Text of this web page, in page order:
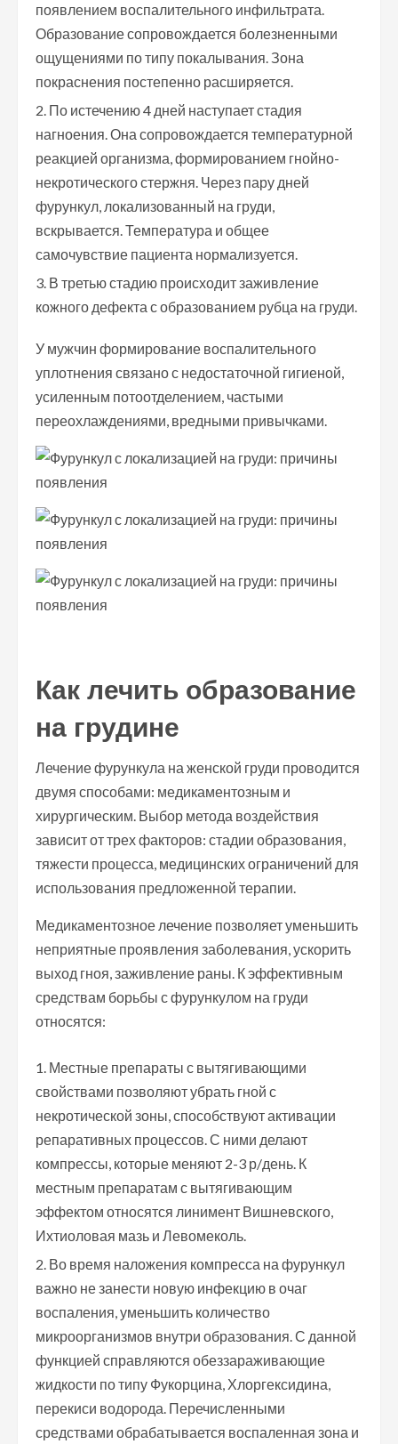
появлением воспалительного инфильтрата.
Образование сопровождается болезненными
ощущениями по типу покалывания. Зона
покраснения постепенно расширяется.
По истечению 4 дней наступает стадия
нагноения. Она сопровождается температурной
реакцией организма, формированием гнойно-
некротического стержня. Через пару дней
фурункул, локализованный на груди,
вскрывается. Температура и общее
самочувствие пациента нормализуется.
В третью стадию происходит заживление
кожного дефекта с образованием рубца на груди.
У мужчин формирование воспалительного
уплотнения связано с недостаточной гигиеной,
усиленным потоотделением, частыми
переохлаждениями, вредными привычками.
Как лечить образование
на грудине
Лечение фурункула на женской груди проводится
двумя способами: медикаментозным и
хирургическим. Выбор метода воздействия
зависит от трех факторов: стадии образования,
тяжести процесса, медицинских ограничений для
использования предложенной терапии.
Медикаментозное лечение позволяет уменьшить
неприятные проявления заболевания, ускорить
выход гноя, заживление раны. К эффективным
средствам борьбы с фурункулом на груди
относятся:
Местные препараты с вытягивающими
свойствами позволяют убрать гной с
некротической зоны, способствуют активации
репаративных процессов. С ними делают
компрессы, которые меняют 2-3 р/день. К
местным препаратам с вытягивающим
эффектом относятся линимент Вишневского,
Ихтиоловая мазь и Левомеколь.
Во время наложения компресса на фурункул
важно не занести новую инфекцию в очаг
воспаления, уменьшить количество
микроорганизмов внутри образования. С данной
функцией справляются обеззараживающие
жидкости по типу Фукорцина, Хлоргексидина,
перекиси водорода. Перечисленными
средствами обрабатывается воспаленная зона и